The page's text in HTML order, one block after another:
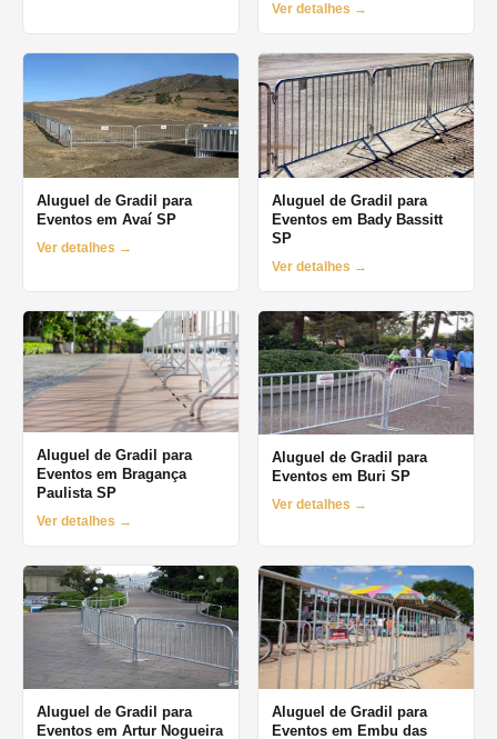
Ver detalhes →
Aluguel de Gradil para
Eventos em Avaí SP
Ver detalhes →
Aluguel de Gradil para
Eventos em Bady Bassitt
SP
Ver detalhes →
Aluguel de Gradil para
Eventos em Bragança
Paulista SP
Ver detalhes →
Aluguel de Gradil para
Eventos em Buri SP
Ver detalhes →
Aluguel de Gradil para
Eventos em Artur Nogueira
Aluguel de Gradil para
Eventos em Embu das